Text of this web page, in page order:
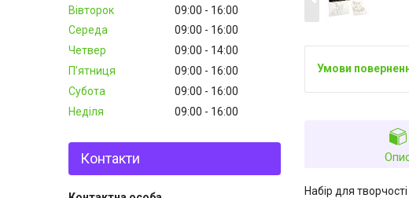
Набір для
Вівторок
09:00
16:00
Середа
09:00
16:00
Четвер
09:00
14:00
Пʼятниця
09:00
16:00
Субота
09:00
16:00
Неділя
09:00 16:00
Контакти